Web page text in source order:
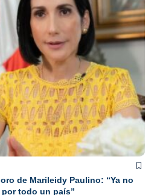
de Marileidy Paulino: “Ya no
todo un país”